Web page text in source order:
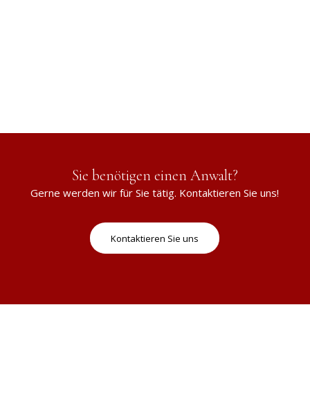
Sie benötigen einen Anwalt?
Gerne werden wir für Sie tätig. Kontaktieren Sie uns!
Kontaktieren Sie uns